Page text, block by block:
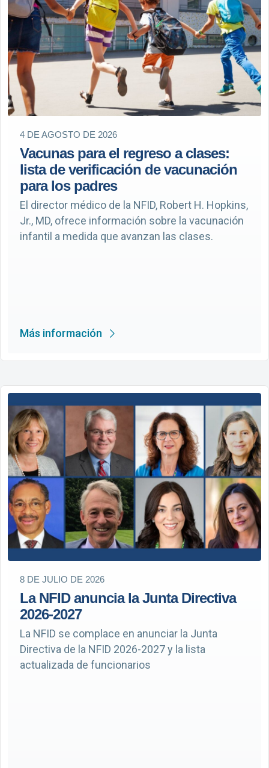
4 DE AGOSTO DE 2026
Vacunas para el regreso a clases:
lista de verificación de vacunación
para los padres
El director médico de la NFID, Robert H. Hopkins,
Jr., MD, ofrece información sobre la vacunación
infantil a medida que avanzan las clases.
Más información
8 DE JULIO DE 2026
La NFID anuncia la Junta Directiva
2026-2027
La NFID se complace en anunciar la Junta
Directiva de la NFID 2026-2027 y la lista
actualizada de funcionarios